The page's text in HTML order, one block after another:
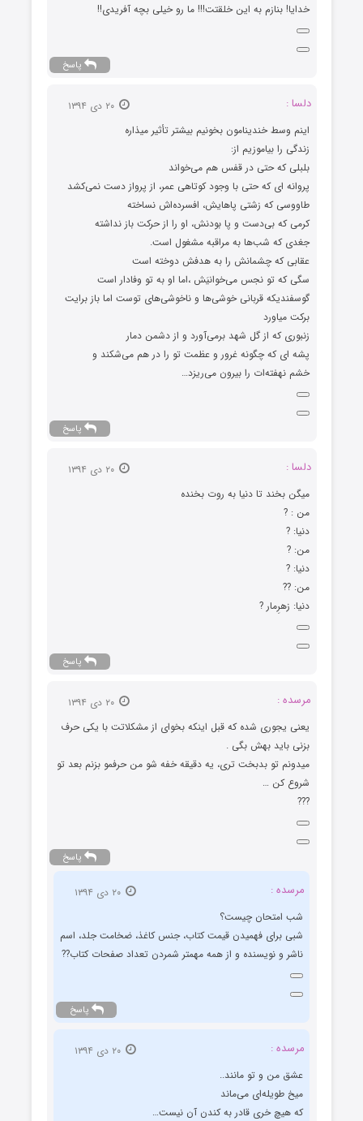
خدایا! بنازم به این خلقتت!!! ما رو خیلی بچه آفریدی!!
پاسخ
دلسا :
۲۰ دی ۱۳۹۴
اینم وسط خندینامون بخونیم بیشتر تأثیر میذاره
زندگی را بیاموزیم از:
بلبلی که حتی در قفس هم می‌خواند
پروانه ای که حتی با وجود کوتاهی عمر، از پرواز دست نمی‌کشد
طاووسی که زشتی پاهایش، افسرده‌اش نساخته
کرمی که بی‌دست و پا بودنش، او را از حرکت باز نداشته
جغدی که شب‌ها به مراقبه مشغول است.
عقابی که چشمانش را به هدفش دوخته است
سگی که تو نجس می‌خوانیَش ،اما او به تو وفادار است
گوسفندیکه قربانی خوشی‌ها و ناخوشی‌های توست اما باز برایت
برکت میاورد
زنبوری که از گل شهد برمی‌آورد و از دشمن دمار
پشه ای که چگونه غرور و عظمت تو را در هم می‌شکند و
خشم نهفته‌ات را بیرون می‌ریزد…
پاسخ
دلسا :
۲۰ دی ۱۳۹۴
میگن بخند تا دنیا به روت بخنده
من : ?
دنیا: ?
من: ?
دنیا: ?
من: ??
دنیا: زهرِمار ?
پاسخ
مرسده :
۲۰ دی ۱۳۹۴
یعنی یجوری شده که قبل اینکه بخوای از مشکلاتت با یکی حرف
بزنی باید بهش بگی .
میدونم تو بدبخت تری، یه دقیقه خفه شو من حرفمو بزنم بعد تو
شروع کن …
???
پاسخ
مرسده :
۲۰ دی ۱۳۹۴
شب امتحان چیست؟
شبی برای فهمیدن قیمت کتاب، جنس کاغذ، ضخامت جلد، اسم
ناشر و نویسنده و از همه مهمتر شمردن تعداد صفحات کتاب??
پاسخ
مرسده :
۲۰ دی ۱۳۹۴
عشق من و تو مانند..
میخ طویله‌ای می‌ماند
که هیچ خری قادر به کندن آن نیست…